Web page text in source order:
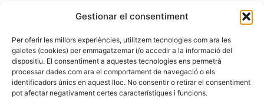
Gestionar el consentiment
Per oferir les millors experiències, utilitzem tecnologies com ara les
galetes (cookies) per emmagatzemar i/o accedir a la informació del
dispositiu. El consentiment a aquestes tecnologies ens permetrà
processar dades com ara el comportament de navegació o els
identificadors únics en aquest lloc. No consentir o retirar el consentiment
pot afectar negativament certes característiques i funcions.
Amb el suport de